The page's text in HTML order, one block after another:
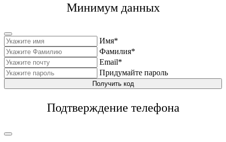
Минимум данных
Имя*
Фамилия*
Email*
Придумайте пароль
Получить код
Подтверждение телефона